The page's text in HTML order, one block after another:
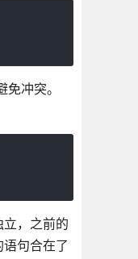
冲突。
，之前的
句合在了